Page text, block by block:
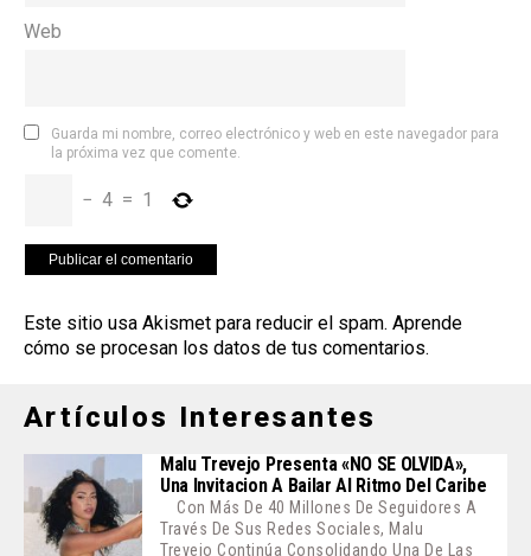
Web
Guarda mi nombre, correo electrónico y web en este navegador para
la próxima vez que comente.
− 4 = 1
Este sitio usa Akismet para reducir el spam. Aprende
cómo se procesan los datos de tus comentarios.
Artículos Interesantes
Malu Trevejo Presenta «NO SE OLVIDA»,
Una Invitacion A Bailar Al Ritmo Del Caribe
Con Más De 40 Millones De Seguidores A
Través De Sus Redes Sociales, Malu
Trevejo Continúa Consolidando Una De Las